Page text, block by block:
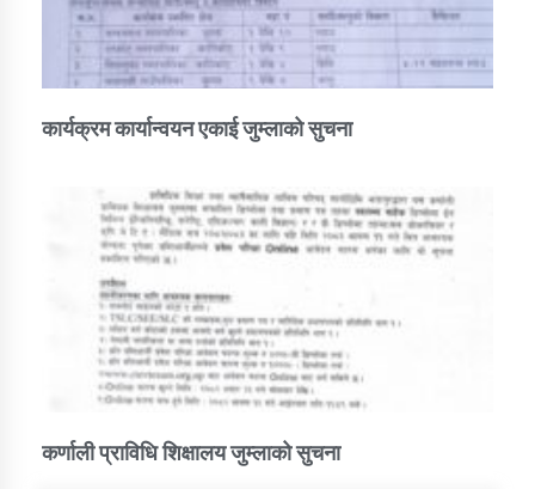
कार्यक्रम कार्यान्वयन एकाई जुम्लाको सुचना
कर्णाली प्राविधि शिक्षालय जुम्लाको सुचना